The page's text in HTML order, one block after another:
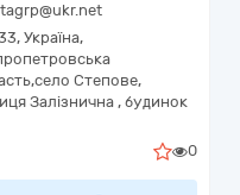
Україна,
село Степове,
Залізнична , будинок
0